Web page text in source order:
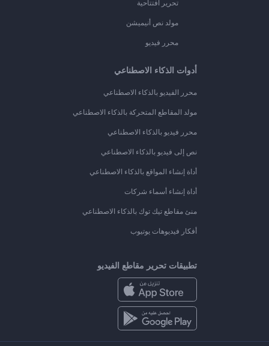
تحرير افتتاحية
مولد نص أنيميشن
محرر فيديو
أدوات الذكاء الاصطناعي
محرر الفيديو بالذكاء الاصطناعي
مولد المقاطع المتحركة بالذكاء الاصطناعي
محرر فيديو بالذكاء الاصطناعي
نص إلى فيديو بالذكاء الاصطناعي
أداة إنشاء المواقع بالذكاء الاصطناعي
أداة إنشاء أسماء شركات
منئ مقاطع تيك توك بالذكاء الاصطناعي
أفكار فيديوهات يوتيوب
تطبيقات تحرير مقاطع الفيديو